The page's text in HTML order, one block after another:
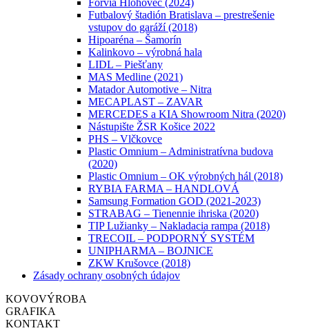
Futbalový štadión Bratislava – prestrešenie
vstupov do garáží (2018)
Hipoaréna – Šamorín
Kalinkovo – výrobná hala
LIDL – Piešťany
MAS Medline (2021)
Matador Automotive – Nitra
MECAPLAST – ZAVAR
MERCEDES a KIA Showroom Nitra (2020)
Nástupište ŽSR Košice 2022
PHS – Vlčkovce
Plastic Omnium – Administratívna budova
(2020)
Plastic Omnium – OK výrobných hál (2018)
RYBIA FARMA – HANDLOVÁ
Samsung Formation GOD (2021-2023)
STRABAG – Tienennie ihriska (2020)
TIP Lužianky – Nakladacia rampa (2018)
TRECOIL – PODPORNÝ SYSTÉM
UNIPHARMA – BOJNICE
ZKW Krušovce (2018)
Zásady ochrany osobných údajov
KOVOVÝROBA
GRAFIKA
KONTAKT